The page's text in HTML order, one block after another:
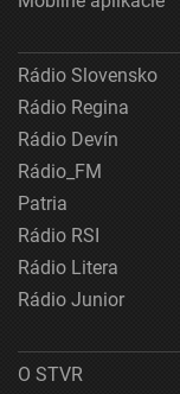
Rádio Slovensko
Rádio Regina
Rádio Devín
Rádio_FM
Patria
Rádio RSI
Rádio Litera
Rádio Junior
O STVR